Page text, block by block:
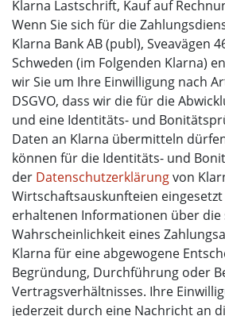
Klarna Lastschrift, Kauf auf
Wenn Sie sich für die
Klarna Bank AB (publ), Sveavägen
Schweden (im Folgenden Klarna)
wir Sie um Ihre Einwilligung nach
DSGVO, dass wir die für die
und eine Identitäts- und
Daten an Klarna übermitteln
können für die Identitäts- und
der Datenschutzerklärungvon
Wirtschaftsauskunfteien
erhaltenen Informationen über die
Wahrscheinlichkeit eines
Klarna für eine abgewogene
Begründung, Durchführung oder
Vertragsverhältnisses. Ihre
jederzeit durch eine Nachricht an